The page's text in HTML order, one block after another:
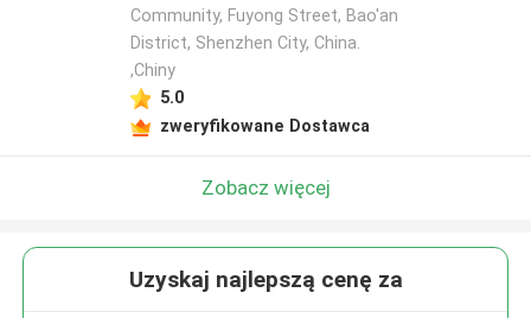
Community, Fuyong Street, Bao'an
District, Shenzhen City, China.
,Chiny
5.0
zweryfikowane Dostawca
Zobacz więcej
Uzyskaj najlepszą cenę za